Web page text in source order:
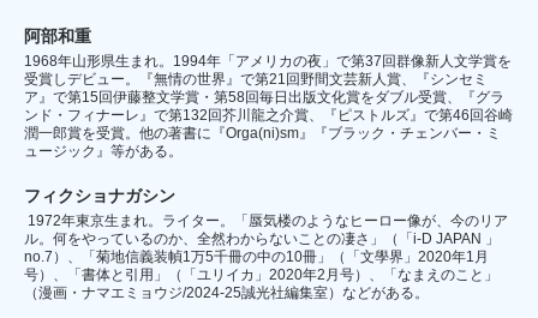
阿部和重
1968年山形県生まれ。1994年「アメリカの夜」で第37回群像新人文学賞を
受賞しデビュー。『無情の世界』で第21回野間文芸新人賞、『シンセミ
ア』で第15回伊藤整文学賞・第58回毎日出版文化賞をダブル受賞、『グラ
ンド・フィナーレ』で第132回芥川龍之介賞、『ピストルズ』で第46回谷崎
潤一郎賞を受賞。他の著書に『Orga(ni)sm』『ブラック・チェンバー・ミ
ュージック』等がある。
フィクショナガシン
1972年東京生まれ。ライター。「蜃気楼のようなヒーロー像が、今のリア
ル。何をやっているのか、全然わからないことの凄さ」（「i-D JAPAN 」
no.7）、「菊地信義装幀1万5千冊の中の10冊」（「文學界」2020年1月
号）、「書体と引用」（「ユリイカ」2020年2月号）、「なまえのこと」
（漫画・ナマエミョウジ/2024-25誠光社編集室）などがある。